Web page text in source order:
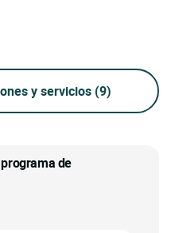
y servicios (9)
de